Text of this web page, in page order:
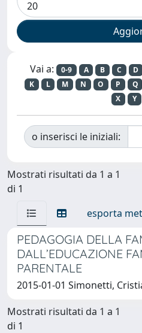
Vai a: 0-9 A B C D
K
L M N O P Q
X
Y
o inserisci le iniziali:
Mostrati risultati da 1 a 1
di 1
esporta
PEDAGOGIA DELLA
DALL’EDUCAZIONE
PARENTALE
2015-01-01 Simonetti,
Mostrati risultati da 1 a 1
di 1